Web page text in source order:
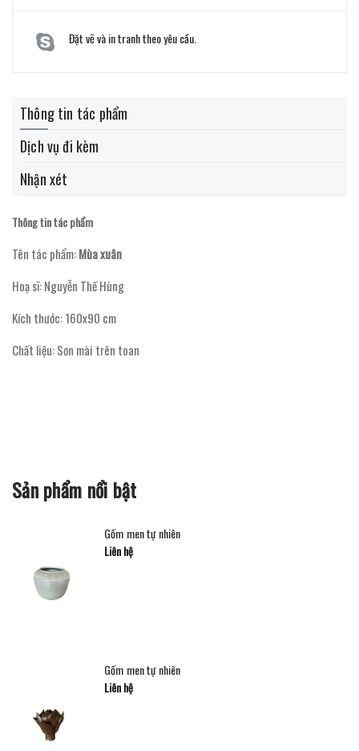
Đặt vẽ và in tranh theo yêu cầu.
Thông tin tác phẩm
Dịch vụ đi kèm
Nhận xét
Thông tin tác phẩm
Tên tác phẩm:Mùa xuân
Hoạ sĩ: Nguyễn Thế Hùng
Kích thước: 160x90 cm
Chất liệu: Sơn mài trên toan
Sản phẩm nổi bật
Gốm men tự nhiên
Liên hệ
Gốm men tự nhiên
Liên hệ